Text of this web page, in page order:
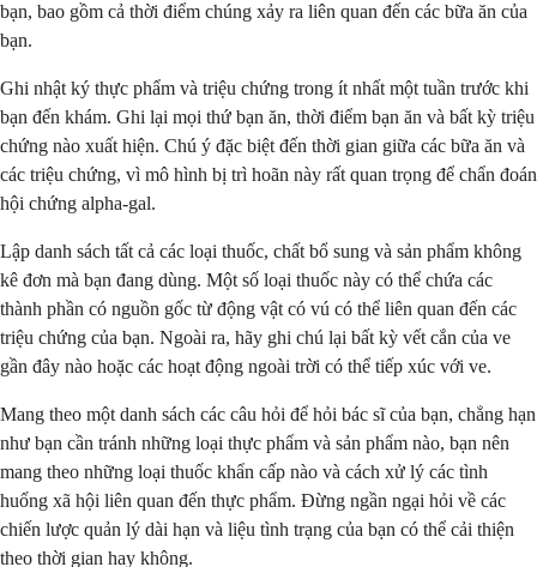
bạn, bao gồm cả thời điểm chúng xảy ra liên quan đến các bữa ăn của
bạn.
Ghi nhật ký thực phẩm và triệu chứng trong ít nhất một tuần trước khi
bạn đến khám. Ghi lại mọi thứ bạn ăn, thời điểm bạn ăn và bất kỳ triệu
chứng nào xuất hiện. Chú ý đặc biệt đến thời gian giữa các bữa ăn và
các triệu chứng, vì mô hình bị trì hoãn này rất quan trọng để chẩn đoán
hội chứng alpha-gal.
Lập danh sách tất cả các loại thuốc, chất bổ sung và sản phẩm không
kê đơn mà bạn đang dùng. Một số loại thuốc này có thể chứa các
thành phần có nguồn gốc từ động vật có vú có thể liên quan đến các
triệu chứng của bạn. Ngoài ra, hãy ghi chú lại bất kỳ vết cắn của ve
gần đây nào hoặc các hoạt động ngoài trời có thể tiếp xúc với ve.
Mang theo một danh sách các câu hỏi để hỏi bác sĩ của bạn, chẳng hạn
như bạn cần tránh những loại thực phẩm và sản phẩm nào, bạn nên
mang theo những loại thuốc khẩn cấp nào và cách xử lý các tình
huống xã hội liên quan đến thực phẩm. Đừng ngần ngại hỏi về các
chiến lược quản lý dài hạn và liệu tình trạng của bạn có thể cải thiện
theo thời gian hay không.